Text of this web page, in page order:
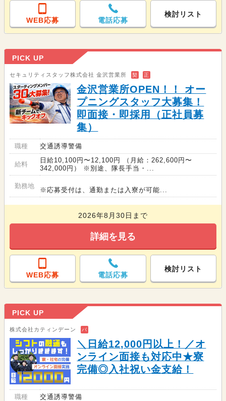
WEB応募 電話応募
検討リスト
PICK UP
セキュリティスタッフ株式会社 金沢営業所 契 正
金沢営業所OPEN！！ オー
プニングスタッフ大募集！
即面接・即採用（正社員募
集）
職種 交通誘導警備
給料
日給10,100円〜12,100円 （月給：262,600円〜
342,000円） ※別途、隊長手当・...
勤務地
※応募受付は、通勤または入寮が可能...
2026年8月30日まで
詳細を見る
WEB応募 電話応募
検討リスト
PICK UP
株式会社カティンデーン バ
＼日給12,000円以上！／オ
ンライン面接も対応中★寮
完備◎入社祝い金支給！
職種 交通誘導警備